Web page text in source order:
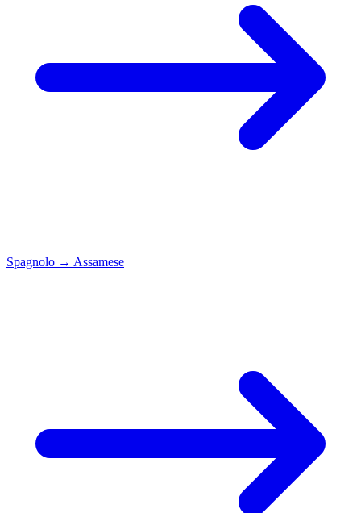
Spagnolo → Assamese